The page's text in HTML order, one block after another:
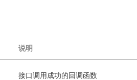
说明
接口调用成功的回调函数